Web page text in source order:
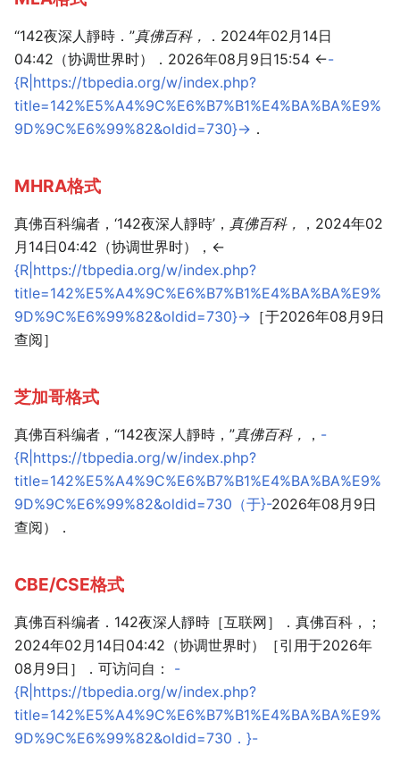
“142夜深人靜時．”真佛百科，
．2024年02月14日
04:42（协调世界时）．2026年08月9日15:54 <-
{R|https://tbpedia.org/w/index.php?
title=142%E5%A4%9C%E6%B7%B1%E4%BA%BA%E9%
9D%9C%E6%99%82&oldid=730}- >．
MHRA格式
真佛百科编者，‘142夜深人靜時’， 真佛百科，
，2024年02
月14日04:42（协调世界时），<
{R|https://tbpedia.org/w/index.php?
title=142%E5%A4%9C%E6%B7%B1%E4%BA%BA%E9%
9D%9C%E6%99%82&oldid=730}- >［于2026年08月9日
查阅］
芝加哥格式
真佛百科编者，“142夜深人靜時，”真佛百科， ， -
{R|https://tbpedia.org/w/index.php?
title=142%E5%A4%9C%E6%B7%B1%E4%BA%BA%E9%
9D%9C%E6%99%82&oldid=730（于}-2026年08月9日
查阅）．
CBE/CSE格式
真佛百科编者．142夜深人靜時［互联网］．真佛百科，；
2024年02月14日04:42（协调世界时）［引用于2026年
08月9日］．可访问自： -
{R|https://tbpedia.org/w/index.php?
title=142%E5%A4%9C%E6%B7%B1%E4%BA%BA%E9%
9D%9C%E6%99%82&oldid=730．}-